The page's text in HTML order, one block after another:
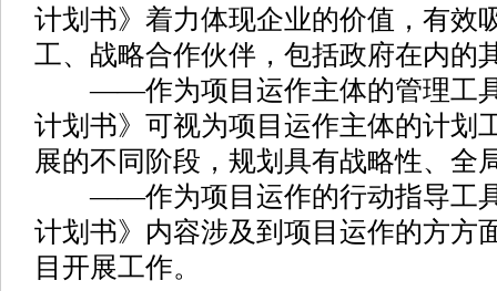
计划书》着力体现企业的价值，有效
工、战略合作伙伴，包括政府在内的
——作为项目运作主体的管理工具
计划书》可视为项目运作主体的计划
展的不同阶段，规划具有战略性、全
——作为项目运作的行动指导工具
计划书》内容涉及到项目运作的方方
目开展工作。